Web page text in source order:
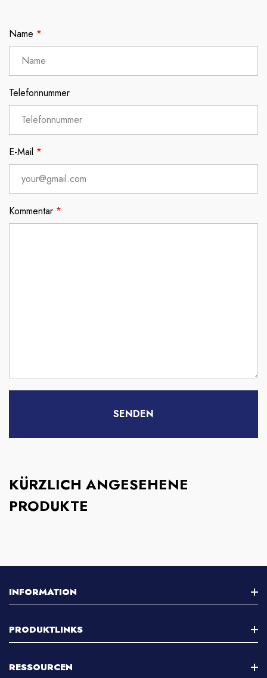
Name *
Telefonnummer
E-Mail *
Kommentar *
KÜRZLICH ANGESEHENE
PRODUKTE
INFORMATION
Über Uns
Kundenbetreuung
PRODUKTLINKS
Stereo -Mikroskop
RESSOURCEN